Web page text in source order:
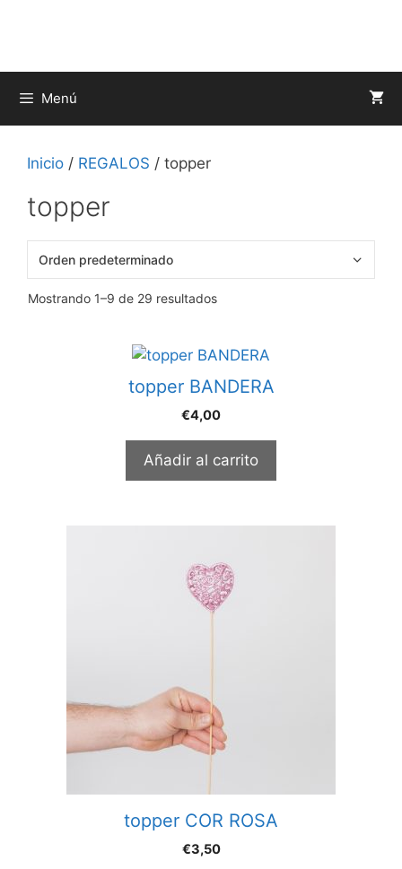
Menú
Inicio / REGALOS / topper
topper
Mostrando 1–9 de 29 resultados
topper BANDERA
€4,00
Añadir al carrito
topper COR ROSA
€3,50